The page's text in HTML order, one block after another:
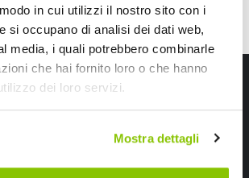
in cui utilizzi il nostro sito con i
si occupano di analisi dei dati web,
media, i quali potrebbero combinarle
che hai fornito loro o che hanno
dei loro servizi.
Mostra dettagli
newsletter Speedup
del 10% per il tuo primo acquisto online!